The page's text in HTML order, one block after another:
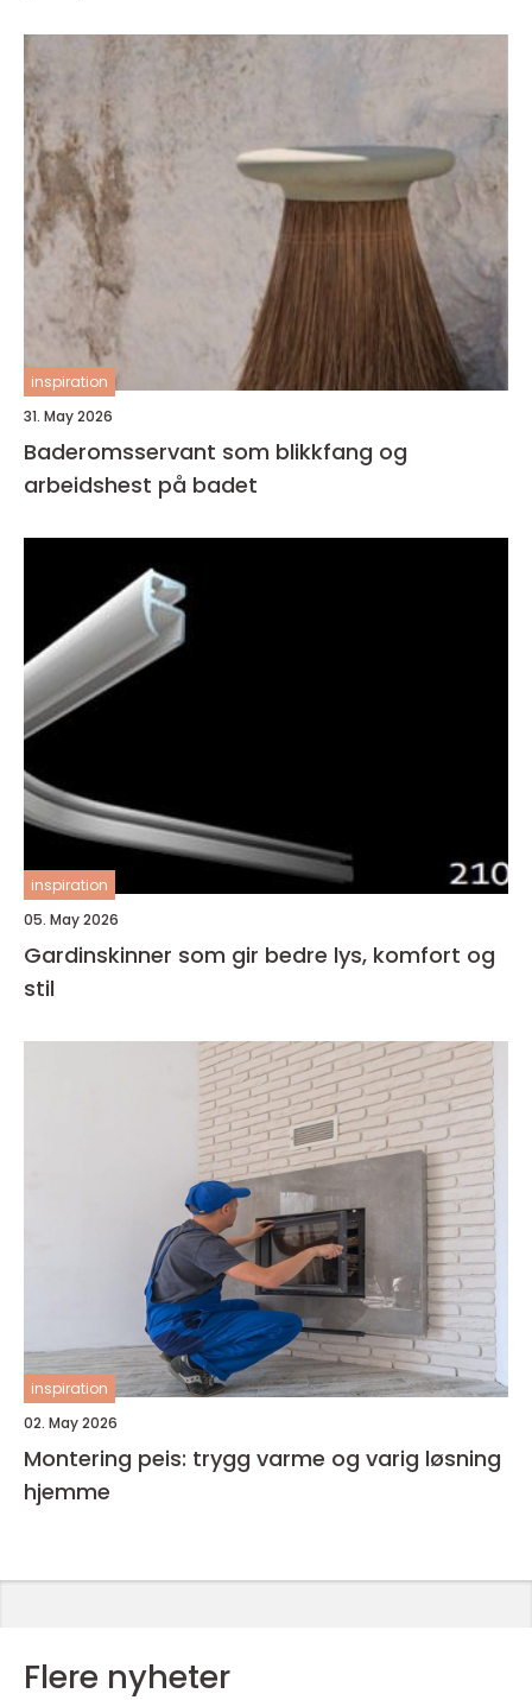
inspiration
31. May 2026
Baderomsservant som blikkfang og
arbeidshest på badet
inspiration
05. May 2026
Gardinskinner som gir bedre lys, komfort og
stil
inspiration
02. May 2026
Montering peis: trygg varme og varig løsning
hjemme
Flere nyheter